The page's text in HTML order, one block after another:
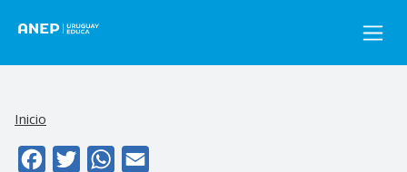
Inicio
FacebookTwitterWhatsApp